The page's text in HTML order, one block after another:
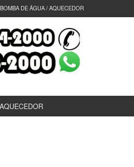
DE ÁGUA / AQUECEDOR